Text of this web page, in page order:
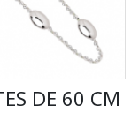
DE 60 CM